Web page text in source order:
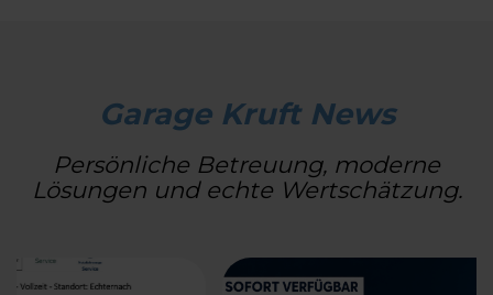
Garage Kruft News
Persönliche Betreuung, moderne
Lösungen und echte Wertschätzung.